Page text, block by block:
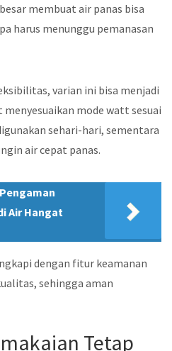
membuat air panas bisa
harus menunggu pemanasan
varian ini bisa menjadi
mode watt sesuai
sehari-hari, sementara
air cepat panas.
Air Hangat
dengan fitur keamanan
sehingga aman
Tetap